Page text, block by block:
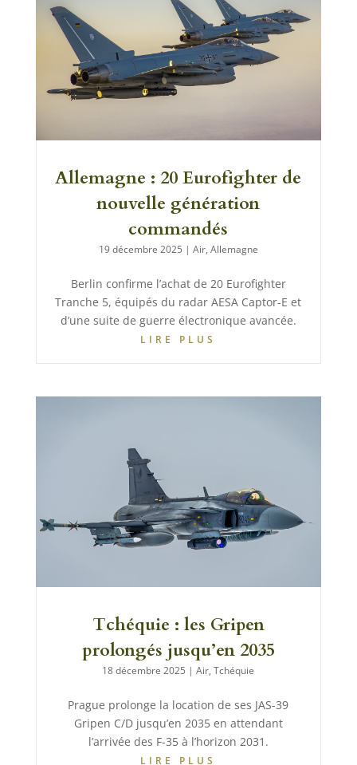
Allemagne : 20 Eurofighter de
nouvelle génération
commandés
19 décembre 2025 | Air, Allemagne
Berlin confirme l’achat de 20 Eurofighter
Tranche 5, équipés du radar AESA Captor-E et
d’une suite de guerre électronique avancée.
LIRE PLUS
Tchéquie : les Gripen
prolongés jusqu’en 2035
18 décembre 2025 |Air,Tchéquie
Prague prolonge la location de ses JAS-39
Gripen C/D jusqu’en 2035 en attendant
l’arrivée des F-35 à l’horizon 2031.
LIRE PLUS